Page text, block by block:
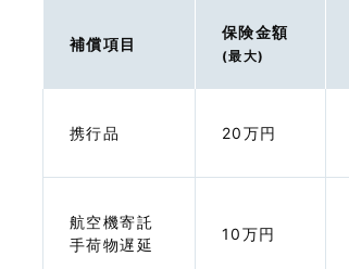
補償項目
保険金額
(最大)
携行品 20万円
航空機寄託
手荷物遅延
10万円